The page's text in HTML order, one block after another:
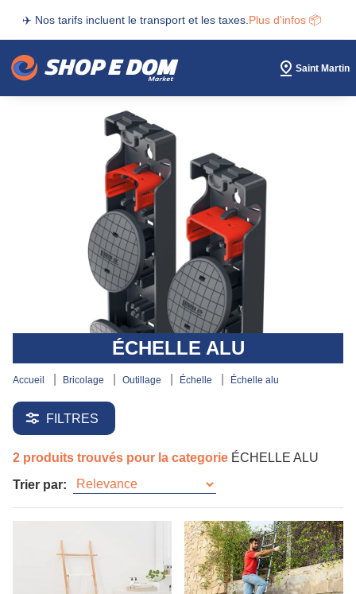
✈️ Nos tarifs incluent le transport et les taxes. Plus d'infos 📦
Saint Martin
ÉCHELLE ALU
accueil bricolage outillage échelle échelle alu
FILTRES
2 produits trouvés pour la categorie ÉCHELLE ALU
Trier par: